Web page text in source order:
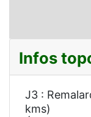
Infos
J3 :
kms)